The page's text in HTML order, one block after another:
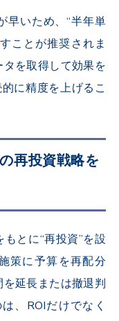
早いため、“半年単
ことが推奨されま
を取得して効果を
に精度を上げるこ
再投資戦略を
とに“再投資”を設
策に予算を再配分
延長または撤退判
、ROIだけでなく